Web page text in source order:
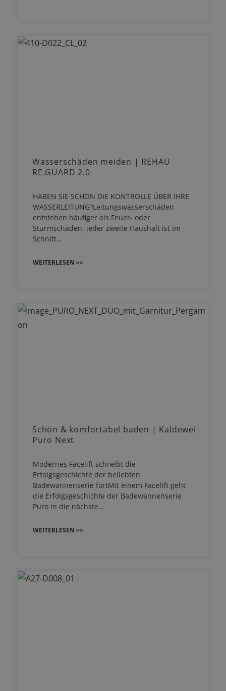
Wasserschäden meiden | REHAU
RE.GUARD 2.0
HABEN SIE SCHON DIE KONTROLLE ÜBER IHRE
WASSERLEITUNG?Leitungswasserschäden
entstehen häufiger als Feuer- oder
Sturmschäden: jeder zweite Haushalt ist im
Schnitt…
WEITERLESEN >>
Schön & komfortabel baden | Kaldewei
Puro Next
Modernes Facelift schreibt die
Erfolgsgeschichte der beliebten
Badewannenserie fortMit einem Facelift geht
die Erfolgsgeschichte der Badewannenserie
Puro in die nächste…
WEITERLESEN >>